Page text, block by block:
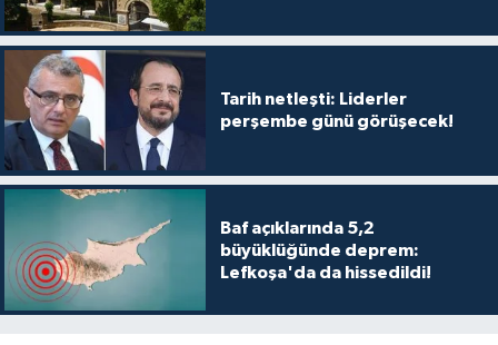
Tarih netleşti: Liderler
perşembe günü görüşecek!
Baf açıklarında 5,2
büyüklüğünde deprem:
Lefkoşa'da da hissedildi!